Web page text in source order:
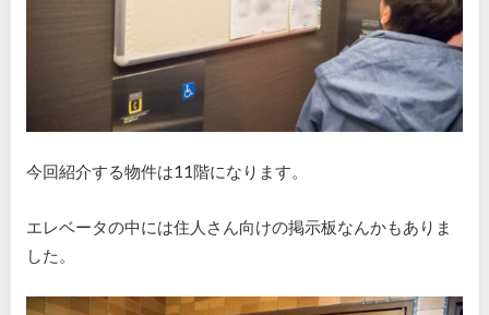
今回紹介する物件は11階になります。
エレベータの中には住人さん向けの掲示板なんかもありま
した。